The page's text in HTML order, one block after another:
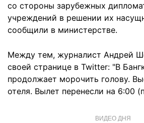
со стороны зарубежных
учреждений в решении их
сообщили в министерстве.
Между тем, журналист Андрей
своей странице в Twitter: "В
продолжает морочить голову.
отеля. Вылет перенесли на 6:00
ВИДЕО ДНЯ